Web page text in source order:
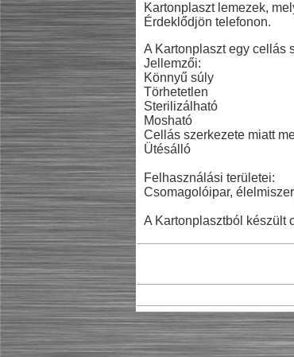
Kartonplaszt lemezek,
Érdeklődjön telefonon.
A Kartonplaszt egy cellás
Jellemzői:
Könnyű súly
Törhetetlen
Sterilizálható
Mosható
Cellás szerkezete miatt
Ütésálló
Felhasználási területei:
Csomagolóipar,
A Kartonplasztból készült